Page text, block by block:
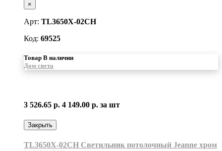
×
Арт: TL3650X-02CH
Код: 69525
Товар В наличии
Дом света
3 526.65 р. 4 149.00 р. за шт
Закрыть
TL3650X-02CH Светильник потолочный Jeanne хром